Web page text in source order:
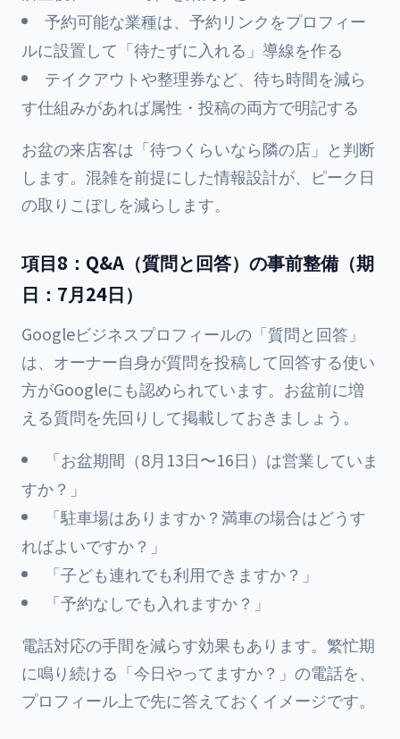
予約可能な業種は、予約リンクをプロフィー
ルに設置して「待たずに入れる」導線を作る
テイクアウトや整理券など、待ち時間を減ら
す仕組みがあれば属性・投稿の両方で明記する
お盆の来店客は「待つくらいなら隣の店」と判断
します。混雑を前提にした情報設計が、ピーク日
の取りこぼしを減らします。
項目8：Q&A（質問と回答）の事前整備（期
日：7月24日）
Googleビジネスプロフィールの「質問と回答」
は、オーナー自身が質問を投稿して回答する使い
方がGoogleにも認められています。お盆前に増
える質問を先回りして掲載しておきましょう。
「お盆期間（8月13日〜16日）は営業していま
すか？」
「駐車場はありますか？満車の場合はどうす
ればよいですか？」
「子ども連れでも利用できますか？」
「予約なしでも入れますか？」
電話対応の手間を減らす効果もあります。繁忙期
に鳴り続ける「今日やってますか？」の電話を、
プロフィール上で先に答えておくイメージです。